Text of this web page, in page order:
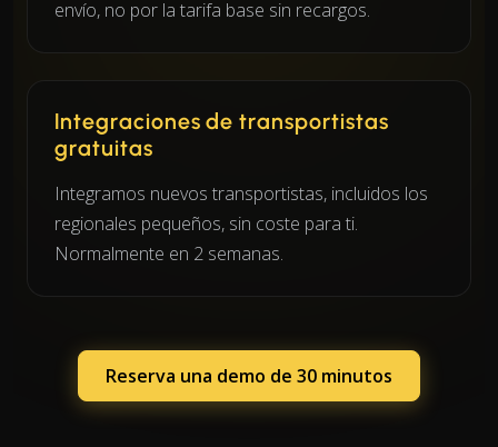
envío, no por la tarifa base sin recargos.
Integraciones de transportistas
gratuitas
Integramos nuevos transportistas, incluidos los
regionales pequeños, sin coste para ti.
Normalmente en 2 semanas.
Reserva una demo de 30 minutos